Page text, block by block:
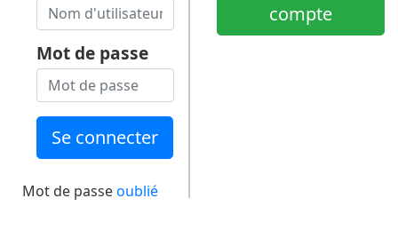
Mot de passe
Mot de passeoublié
compte